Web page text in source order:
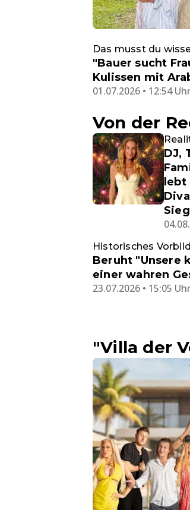
Das musst du
"Bauer sucht
Kulissen mit
01.07.2026 • 12:54 Uhr
Von der
DJ,
lebt
Historisches Vorbild
Beruht "Unsere
einer wahren
23.07.2026 • 15:05 Uhr
"Villa der